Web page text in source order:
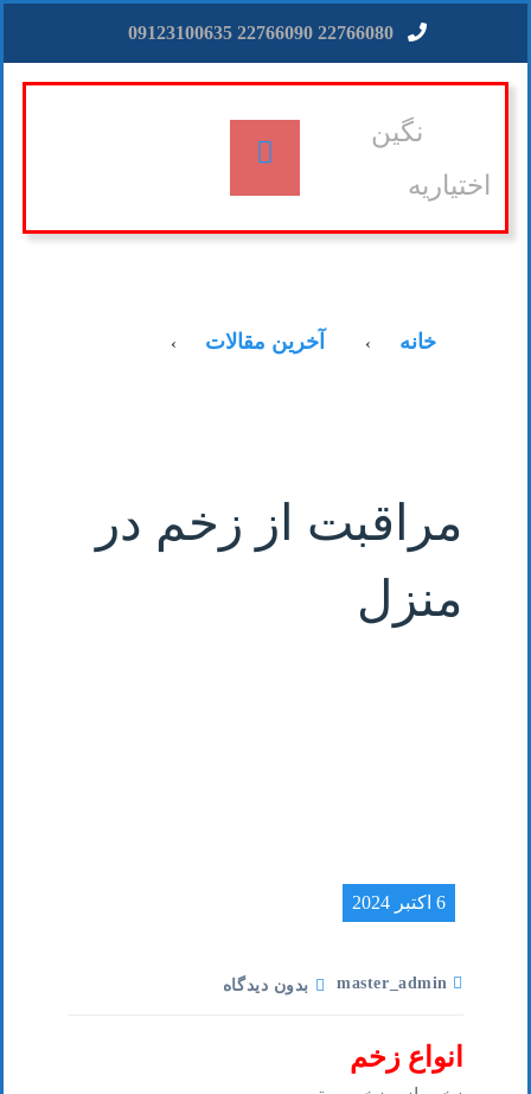
نگین
اختیاریه
خانه › آخرین مقالات ›
مراقبت از زخم در
منزل
6 اکتبر 2024
بدون دیدگاه
انواع زخم